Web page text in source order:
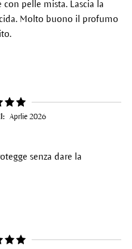
pelle mista. Lascia la
Molto buono il profumo
Aprlie 2026
senza dare la